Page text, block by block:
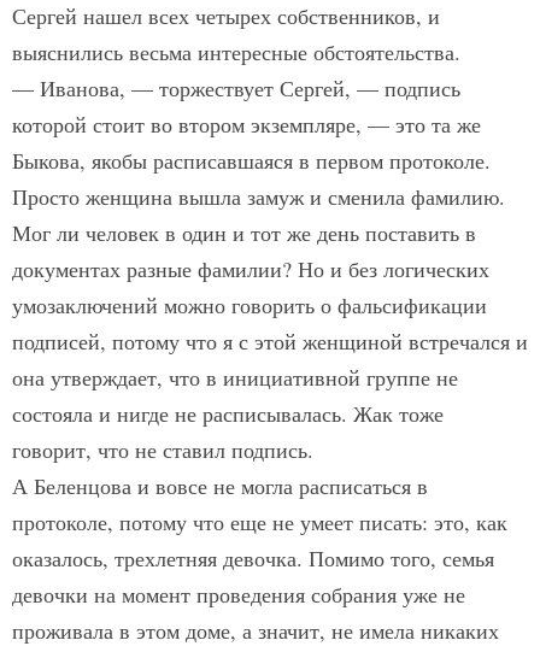
Сергей нашел всех четырех собственников, и
выяснились весьма интересные обстоятельства.
— Иванова, — торжествует Сергей, — подпись
которой стоит во втором экземпляре, — это та же
Быкова, якобы расписавшаяся в первом протоколе.
Просто женщина вышла замуж и сменила фамилию.
Мог ли человек в один и тот же день поставить в
документах разные фамилии? Но и без логических
умозаключений можно говорить о фальсификации
подписей, потому что я с этой женщиной встречался и
она утверждает, что в инициативной группе не
состояла и нигде не расписывалась. Жак тоже
говорит, что не ставил подпись.
А Беленцова и вовсе не могла расписаться в
протоколе, потому что еще не умеет писать: это, как
оказалось, трехлетняя девочка. Помимо того, семья
девочки на момент проведения собрания уже не
проживала в этом доме, а значит, не имела никаких